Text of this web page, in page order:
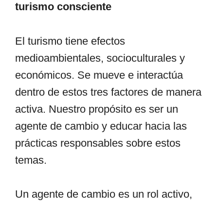
turismo consciente
El turismo tiene efectos
medioambientales, socioculturales y
económicos. Se mueve e interactúa
dentro de estos tres factores de manera
activa. Nuestro propósito es ser un
agente de cambio y educar hacia las
prácticas responsables sobre estos
temas.
Un agente de cambio es un rol activo,